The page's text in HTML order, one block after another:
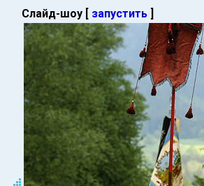
Слайд-шоу [ запустить ]